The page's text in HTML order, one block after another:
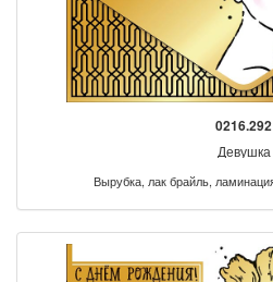
0216.292
Девушка
Вырубка, лак брайль,